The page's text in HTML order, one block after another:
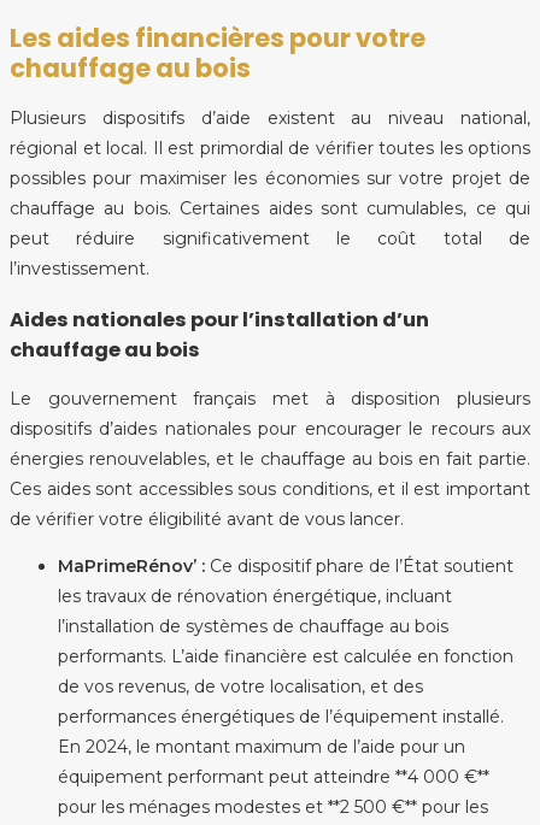
Les aides financières pour votre
chauffage au bois
Plusieurs dispositifs d’aide existent au niveau national,
régional et local. Il est primordial de vérifier toutes les options
possibles pour maximiser les économies sur votre projet de
chauffage au bois. Certaines aides sont cumulables, ce qui
peut réduire significativement le coût total de
l’investissement.
Aides nationales pour l’installation d’un
chauffage au bois
Le gouvernement français met à disposition plusieurs
dispositifs d’aides nationales pour encourager le recours aux
énergies renouvelables, et le chauffage au bois en fait partie.
Ces aides sont accessibles sous conditions, et il est important
de vérifier votre éligibilité avant de vous lancer.
MaPrimeRénov’ : Ce dispositif phare de l’État soutient
les travaux de rénovation énergétique, incluant
l’installation de systèmes de chauffage au bois
performants. L’aide financière est calculée en fonction
de vos revenus, de votre localisation, et des
performances énergétiques de l’équipement installé.
En 2024, le montant maximum de l’aide pour un
équipement performant peut atteindre **4 000 €**
pour les ménages modestes et **2 500 €** pour les